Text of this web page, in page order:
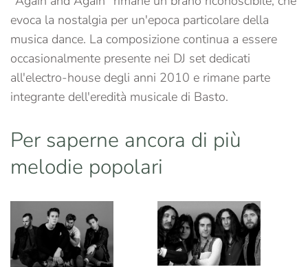
evoca la nostalgia per un'epoca particolare della
musica dance. La composizione continua a essere
occasionalmente presente nei DJ set dedicati
all'electro-house degli anni 2010 e rimane parte
integrante dell'eredità musicale di Basto.
Per saperne ancora di più
melodie popolari